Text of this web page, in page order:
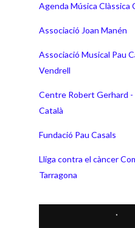
Agenda Música Clàssica
Associació Joan Manén
Associació Musical Pau
Vendrell
Centre Robert Gerhard
Català
Fundació Pau Casals
Lliga contra el càncer
Tarragona
*